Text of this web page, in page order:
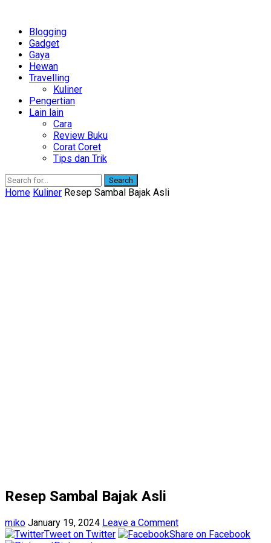
Blogging
Gadget
Gaya
Hewan
Travelling
Kuliner
Pengertian
Lain lain
Cara
Review Buku
Corat Coret
Tips dan Trik
Search
Home Kuliner Resep Sambal Bajak Asli
Resep Sambal Bajak Asli
miko January 19, 2024 Leave a Comment
Tweet on Twitter
Share on Facebook